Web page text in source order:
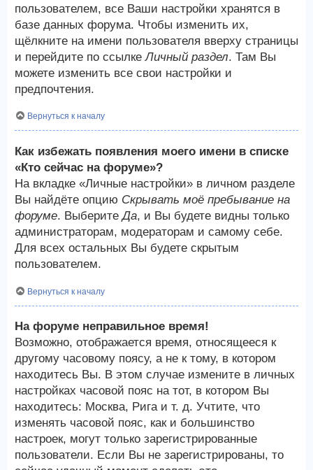
пользователем, все Ваши настройки хранятся в
базе данных форума. Чтобы изменить их,
щёлкните на имени пользователя вверху страницы
и перейдите по ссылкеЛичный раздел. Там Вы
можете изменить все свои настройки и
предпочтения.
Вернуться к началу
Как избежать появления моего имени в списке
«Кто сейчас на форуме»?
На вкладке «Личные настройки» в личном разделе
Вы найдёте опцию Скрывать моё пребывание на
форуме. ВыберитеДа, и Вы будете видны только
администраторам, модераторам и самому себе.
Для всех остальных Вы будете скрытым
пользователем.
Вернуться к началу
На форуме неправильное время!
Возможно, отображается время, относящееся к
другому часовому поясу, а не к тому, в котором
находитесь Вы. В этом случае измените в личных
настройках часовой пояс на тот, в котором Вы
находитесь: Москва, Рига и т. д. Учтите, что
изменять часовой пояс, как и большинство
настроек, могут только зарегистрированные
пользователи. Если Вы не зарегистрированы, то